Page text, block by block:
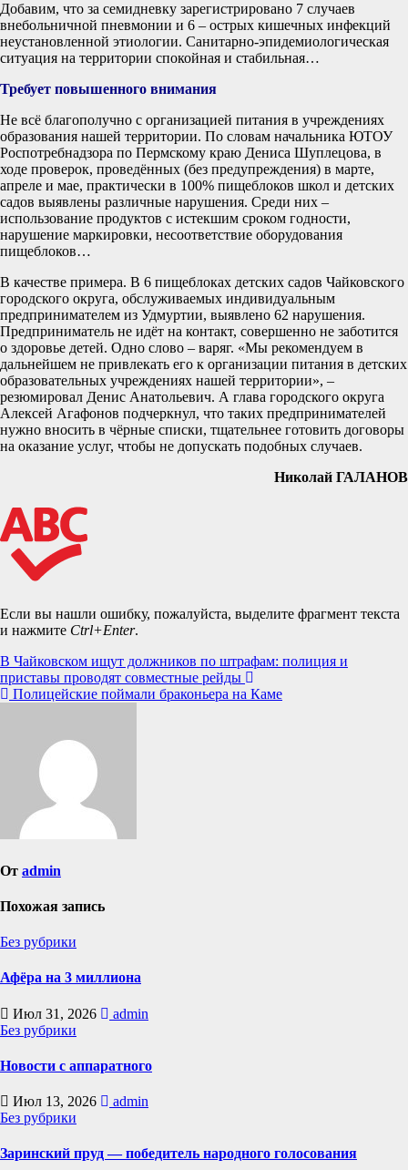
Добавим, что за семидневку зарегистрировано 7 случаев
внебольничной пневмонии и 6 – острых кишечных инфекций
неустановленной этиологии. Санитарно-эпидемиологическая
ситуация на территории спокойная и стабильная…
Требует повышенного внимания
Не всё благополучно с организацией питания в учреждениях
образования нашей территории. По словам начальника ЮТОУ
Роспотребнадзора по Пермскому краю Дениса Шуплецова, в
ходе проверок, проведённых (без предупреждения) в марте,
апреле и мае, практически в 100% пищеблоков школ и детских
садов выявлены различные нарушения. Среди них –
использование продуктов с истекшим сроком годности,
нарушение маркировки, несоответствие оборудования
пищеблоков…
В качестве примера. В 6 пищеблоках детских садов Чайковского
городского округа, обслуживаемых индивидуальным
предпринимателем из Удмуртии, выявлено 62 нарушения.
Предприниматель не идёт на контакт, совершенно не заботится
о здоровье детей. Одно слово – варяг. «Мы рекомендуем в
дальнейшем не привлекать его к организации питания в детских
образовательных учреждениях нашей территории», –
резюмировал Денис Анатольевич. А глава городского округа
Алексей Агафонов подчеркнул, что таких предпринимателей
нужно вносить в чёрные списки, тщательнее готовить договоры
на оказание услуг, чтобы не допускать подобных случаев.
Николай ГАЛАНОВ
Если вы нашли ошибку, пожалуйста, выделите фрагмент текста
и нажмите Ctrl+Enter.
Навигация
по
В Чайковском ищут должников по штрафам: полиция и
приставы проводят совместные рейды
Полицейские поймали браконьера на Каме
От admin
Похожая запись
Без рубрики
Афёра на 3 миллиона
Июл 31, 2026
admin
Без рубрики
Новости с аппаратного
Июл 13, 2026
admin
Без рубрики
Заринский пруд — победитель народного голосования